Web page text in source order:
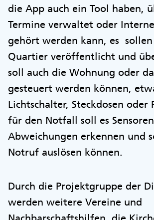
die App auch ein Tool haben,
Termine verwaltet oder
gehört werden kann, es
Quartier veröffentlicht und
soll auch die Wohnung oder
gesteuert werden können,
Lichtschalter, Steckdosen oder
für den Notfall soll es
Abweichungen erkennen und
Notruf auslösen können.
Durch die Projektgruppe der
werden weitere Vereine und